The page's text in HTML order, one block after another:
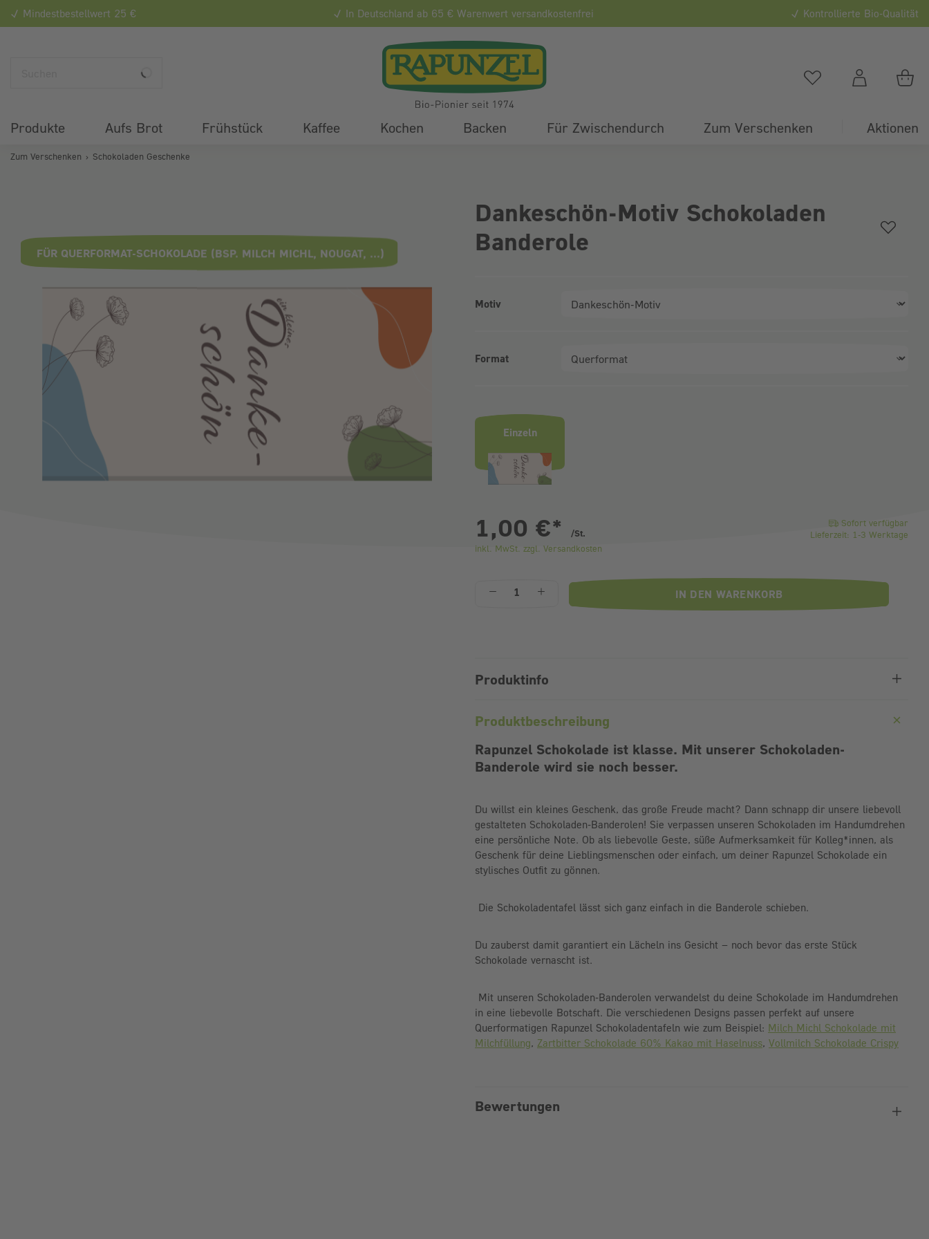
Mindestbestellwert 25 € In Deutschland ab 65 € Warenwert versandkostenfrei Kontrollierte Bio-Qualität
Du hast0 Artikel
Produkte Aufs Brot Frühstück Kaffee Kochen Backen Für Zwischendurch Zum Verschenken Aktionen
Zum Verschenken Schokoladen Geschenke
Bildergalerie überspringen
FÜR QUERFORMAT-SCHOKOLADE (BSP. MILCH MICHL, NOUGAT, ...)
Dankeschön-Motiv Schokoladen
Banderole
Motiv
Format
Einzeln
1,00 €* /St.
inkl. MwSt. zzgl. Versandkosten
Sofort verfügbar
Lieferzeit: 1-3 Werktage
Anzahl IN DEN WARENKORB
Produktinfo
Produktbeschreibung
Rapunzel Schokolade ist klasse. Mit unserer Schokoladen-
Banderole wird sie noch besser.
Du willst ein kleines Geschenk, das große Freude macht? Dann schnapp dir unsere liebevoll
gestalteten Schokoladen-Banderolen! Sie verpassen unseren Schokoladen im Handumdrehen
eine persönliche Note. Ob als liebevolle Geste, süße Aufmerksamkeit für Kolleg*innen, als
Geschenk für deine Lieblingsmenschen oder einfach, um deiner Rapunzel Schokolade ein
stylisches Outfit zu gönnen.
Die Schokoladentafel lässt sich ganz einfach in die Banderole schieben.
Du zauberst damit garantiert ein Lächeln ins Gesicht – noch bevor das erste Stück
Schokolade vernascht ist.
Mit unseren Schokoladen-Banderolen verwandelst du deine Schokolade im Handumdrehen
in eine liebevolle Botschaft. Die verschiedenen Designs passen perfekt auf unsere
Querformatigen Rapunzel Schokoladentafeln wie zum Beispiel: Milch Michl Schokolade mit
Milchfüllung
Zartbitter Schokolade 60% Kakao mit Haselnuss Vollmilch Schokolade Crispy
Bewertungen